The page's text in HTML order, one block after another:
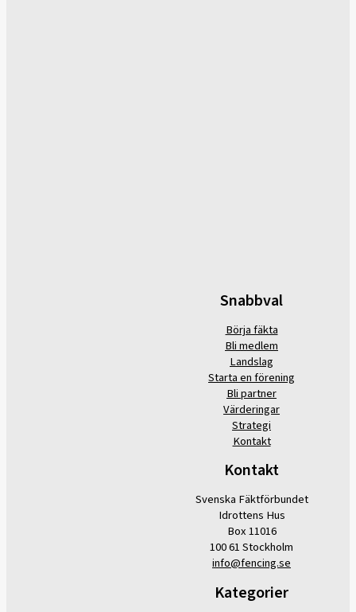
Snabbval
Börja fäkta
Bli medlem
Landslag
Starta en förening
Bli partner
Värderingar
Strategi
Kontakt
Kontakt
Svenska Fäktförbundet
Idrottens Hus
Box 11016
100 61 Stockholm
info@fencing.se
Kategorier